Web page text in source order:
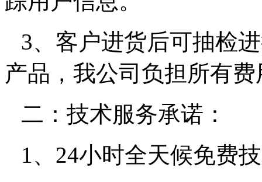
3、客户进货后可抽检
产品，我公司负担所有
二：技术服务承诺：
1、 24小时全天候免费